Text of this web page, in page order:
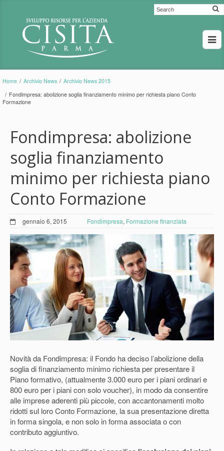
Home / Archivio News / Archivio News 2015
/ Fondimpresa: abolizione soglia finanziamento minimo per richiesta piano Conto
Formazione
Fondimpresa: abolizione
soglia finanziamento
minimo per richiesta piano
Conto Formazione
gennaio 6, 2015 Fondimpresa, Formazione finanziata
Novità da Fondimpresa: il Fondo ha deciso l’abolizione della
soglia di finanziamento minimo richiesta per presentare il
Piano formativo, (attualmente 3.000 euro per i piani ordinari e
800 euro per i piani con solo voucher), in modo da consentire
alle imprese aderenti più piccole, con accantonamenti molto
ridotti sul loro Conto Formazione, la sua presentazione diretta
in forma singola, e non solo in forma associata o con
contributo aggiuntivo.